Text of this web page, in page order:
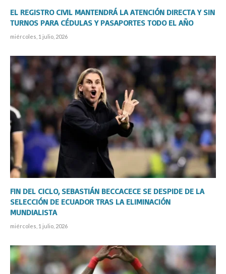
EL REGISTRO CIVIL MANTENDRÁ LA ATENCIÓN DIRECTA Y SIN
TURNOS PARA CÉDULAS Y PASAPORTES TODO EL AÑO
miércoles, 1 julio, 2026
FIN DEL CICLO, SEBASTIÁN BECCACECE SE DESPIDE DE LA
SELECCIÓN DE ECUADOR TRAS LA ELIMINACIÓN
MUNDIALISTA
miércoles, 1 julio, 2026